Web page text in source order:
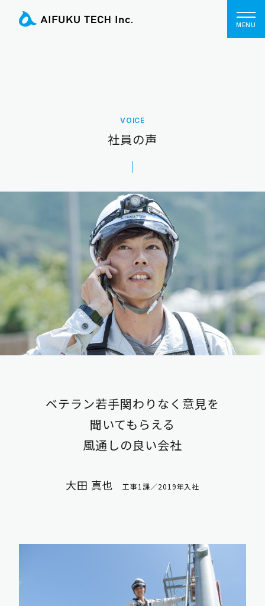
VOICE
社員の声
ベテラン若手関わりなく意見を
聞いてもらえる
風通しの良い会社
大田 真也 工事1課／2019年入社